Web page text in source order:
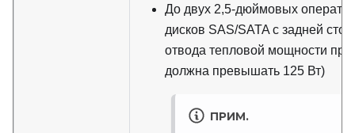
До двух 2,5-дюймовых
дисков SAS/SATA с задней
отвода тепловой мощности
должна превышать 125 Вт)
ПРИМ.